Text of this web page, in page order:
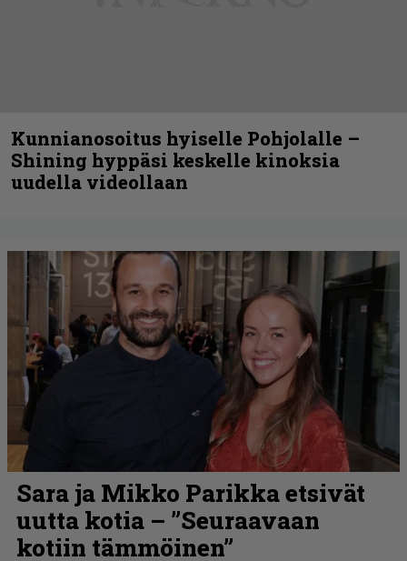
Kunnianosoitus hyiselle Pohjolalle –
Shining hyppäsi keskelle kinoksia
uudella videollaan